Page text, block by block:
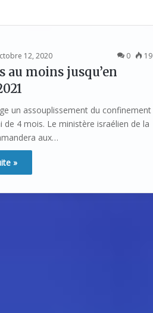
12, 2020 0 19
au moins jusqu’en
un assouplissement du confinement
de 4 mois. Le ministère israélien de la
aux…
»